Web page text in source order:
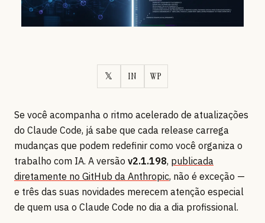
𝕏 IN WP
Se você acompanha o ritmo acelerado de atualizações
do Claude Code, já sabe que cada release carrega
mudanças que podem redefinir como você organiza o
trabalho com IA. A versão v2.1.198, publicada
diretamente no GitHub da Anthropic, não é exceção —
e três das suas novidades merecem atenção especial
de quem usa o Claude Code no dia a dia profissional.